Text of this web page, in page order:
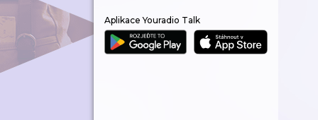
Aplikace Youradio Talk